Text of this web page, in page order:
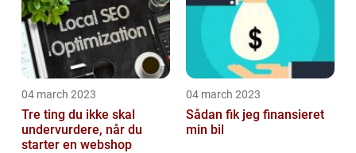
04 march 2023
Tre ting du ikke skal
undervurdere, når du
starter en webshop
04 march 2023
Sådan fik jeg finansieret
min bil